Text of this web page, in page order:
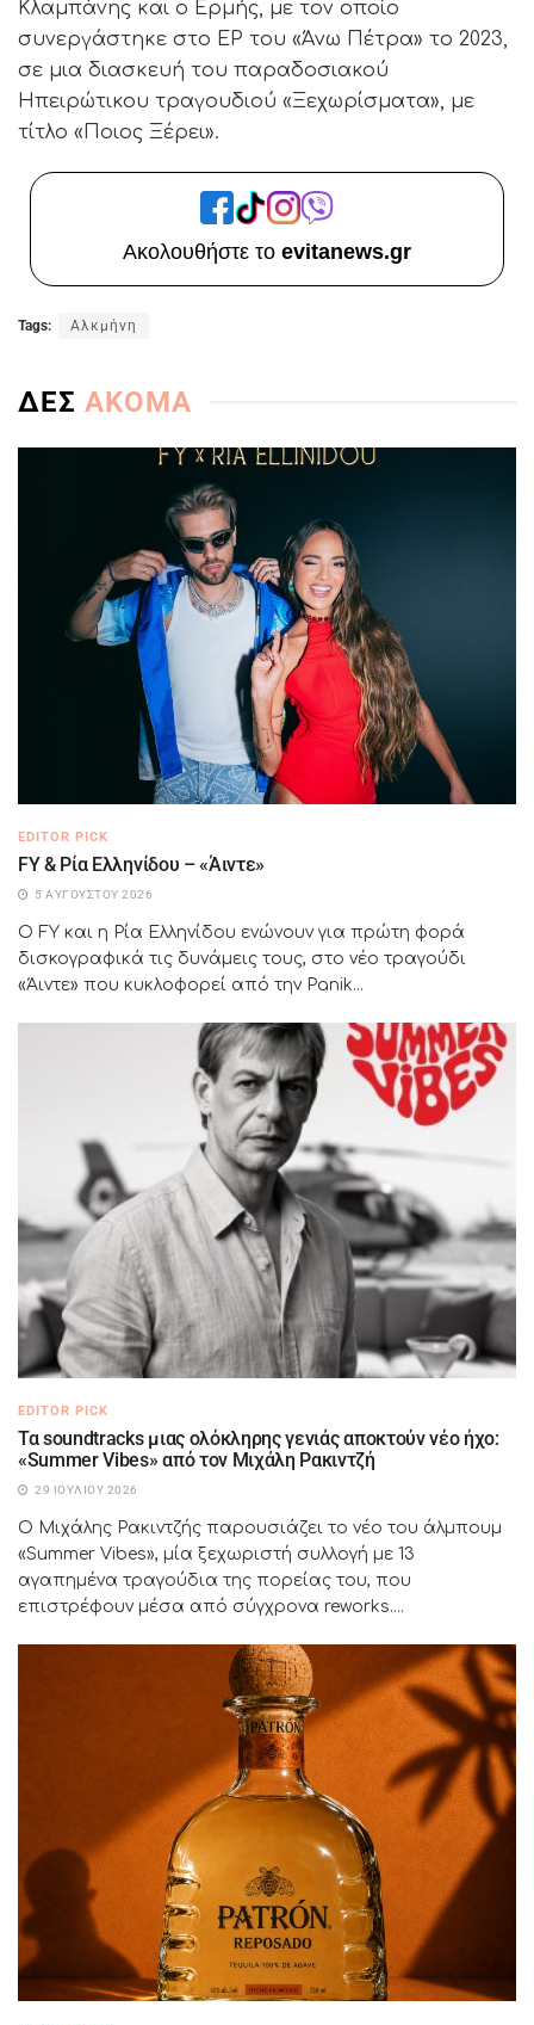
Κλαμπάνης και ο Ερμής, με τον οποίο
συνεργάστηκε στο EP του «Άνω Πέτρα» το 2023,
σε μια διασκευή του παραδοσιακού
Ηπειρώτικου τραγουδιού «Ξεχωρίσματα», με
τίτλο «Ποιος Ξέρει».
Ακολουθήστε το evitanews.gr
Tags: Αλκμήνη
ΔΕΣ ΑΚΟΜΑ
EDITOR PICK
FY & Ρία Ελληνίδου – «Άιντε»
5 ΑΥΓΟΎΣΤΟΥ 2026
Ο FY και η Ρία Ελληνίδου ενώνουν για πρώτη φορά
δισκογραφικά τις δυνάμεις τους, στο νέο τραγούδι
«Άιντε» που κυκλοφορεί από την Panik...
EDITOR PICK
Τα soundtracks μιας ολόκληρης γενιάς αποκτούν νέο ήχο:
«Summer Vibes» από τον Μιχάλη Ρακιντζή
29 ΙΟΥΛΊΟΥ 2026
Ο Μιχάλης Ρακιντζής παρουσιάζει το νέο του άλμπουμ
«Summer Vibes», μία ξεχωριστή συλλογή με 13
αγαπημένα τραγούδια της πορείας του, που
επιστρέφουν μέσα από σύγχρονα reworks....